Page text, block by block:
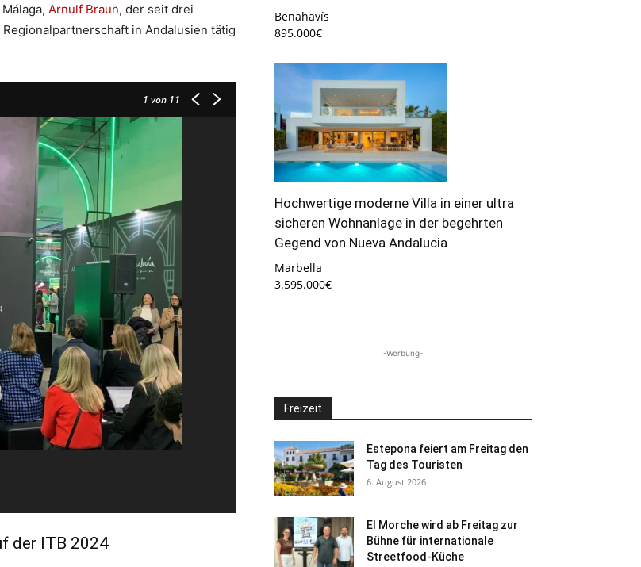
Arnulf Braun, der seit drei
in Andalusien tätig
1 von 11
der ITB 2024
Benahavís
895.000€
Hochwertige moderne Villa in einer ultra
sicheren Wohnanlage in der begehrten
Gegend von Nueva Andalucia
Marbella
3.595.000€
-Werbung-
Freizeit
Estepona feiert am Freitag den
Tag des Touristen
6. August 2026
El Morche wird ab Freitag zur
Bühne für internationale
Streetfood-Küche